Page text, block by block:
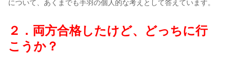
について、あくまでも手羽の個人的な考えとして答えています。
２．両方合格したけど、どっちに行
こうか？